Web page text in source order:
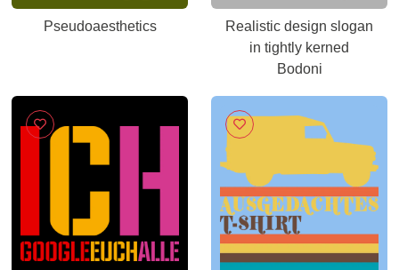
Pseudoaesthetics
Realistic design slogan
in tightly kerned
Bodoni